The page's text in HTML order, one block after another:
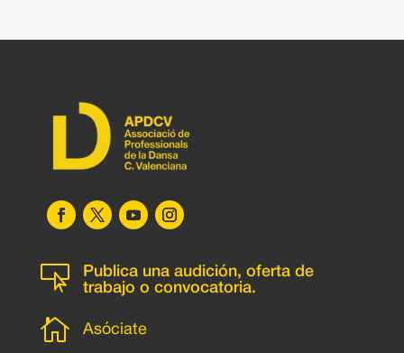

Publica una audición, oferta de
trabajo o convocatoria.
 Asóciate